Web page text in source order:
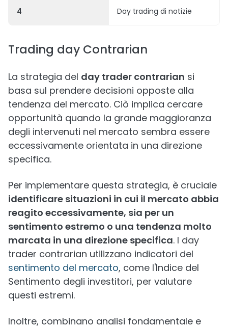
4 Day trading di notizie
Trading day Contrarian
La strategia del day trader contrarian si
basa sul prendere decisioni opposte alla
tendenza del mercato. Ciò implica cercare
opportunità quando la grande maggioranza
degli intervenuti nel mercato sembra essere
eccessivamente orientata in una direzione
specifica.
Per implementare questa strategia, è cruciale
identificare situazioni in cui il mercato abbia
reagito eccessivamente, sia per un
sentimento estremo o una tendenza molto
marcata in una direzione specifica. I day
trader contrarian utilizzano indicatori del
sentimento del mercato, come l'Indice del
Sentimento degli investitori, per valutare
questi estremi.
Inoltre, combinano analisi fondamentale e